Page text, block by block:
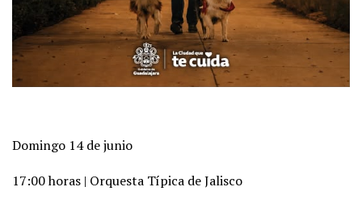
Domingo 14 de junio
17:00 horas | Orquesta Típica de Jalisco